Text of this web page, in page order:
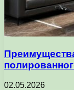
02.05.2026